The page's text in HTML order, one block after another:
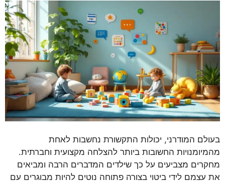
בעולם המודרני, יכולות התקשורת נחשבות לאחת
מהמיומנויות החשובות ביותר להצלחה מקצועית וחברתית.
מחקרים מצביעים על כך שילדים המדברים הרבה ומביאים
את עצמם לידי ביטוי בצורה פתוחה נוטים להיות מבוגרים עם